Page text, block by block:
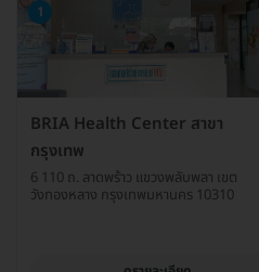
1
BRIA Health Center สาขา
กรุงเทพ
6 110 ถ. ลาดพร้าว แขวงพลับพลา เขต
วังทองหลาง กรุงเทพมหานคร 10310